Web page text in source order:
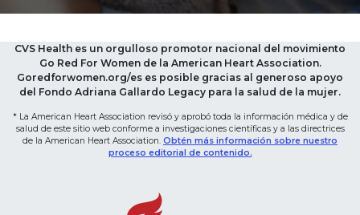
CVS Health es un orgulloso promotor nacional del movimiento
Go Red For Women de la American Heart Association.
Goredforwomen.org/es es posible gracias al generoso apoyo
del Fondo Adriana Gallardo Legacy para la salud de la mujer.
* La American Heart Association revisó y aprobó toda la información médica y de
salud de este sitio web conforme a investigaciones científicas y a las directrices
de la American Heart Association. Obtén más información sobre nuestro
proceso editorial de contenido.